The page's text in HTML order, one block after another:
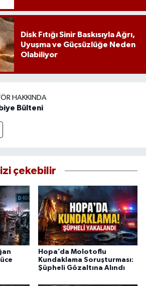
Disk Fıtığı Sinir Baskısıyla Ağrı,
Uyuşma ve Güçsüzlüğe Neden
Olabiliyor
HAKKINDA
Bülteni
çekebilir
Hopa’da Molotoflu
Kundaklama Soruşturması:
Şüpheli Gözaltına Alındı